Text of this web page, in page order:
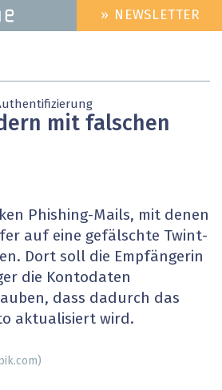
HEADER
MENU
» NEWSLETTER
mit falschen
Phishing-Mails, mit denen
auf eine gefälschte Twint-
Dort soll die Empfängerin
die Kontodaten
dass dadurch das
aktualisiert wird.